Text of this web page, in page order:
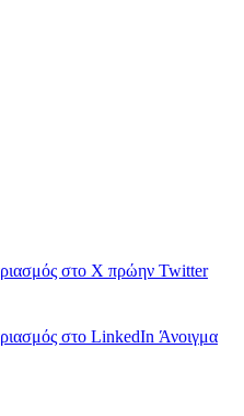
στο X πρώην Twitter
στο LinkedIn Άνοιγμα